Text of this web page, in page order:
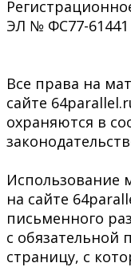
ЭЛ № ФС77-61441
Все права на
сайте
охраняются в
Использование
на сайте
письменного
с обязательной
страницу, с